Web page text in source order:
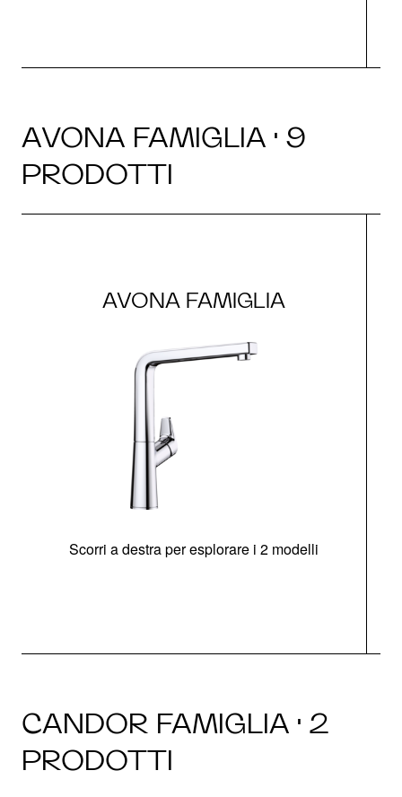
AVONA FAMIGLIA · 9
PRODOTTI
AVONA FAMIGLIA
Scorri a destra per esplorare i 2 modelli
CANDOR FAMIGLIA · 2
PRODOTTI